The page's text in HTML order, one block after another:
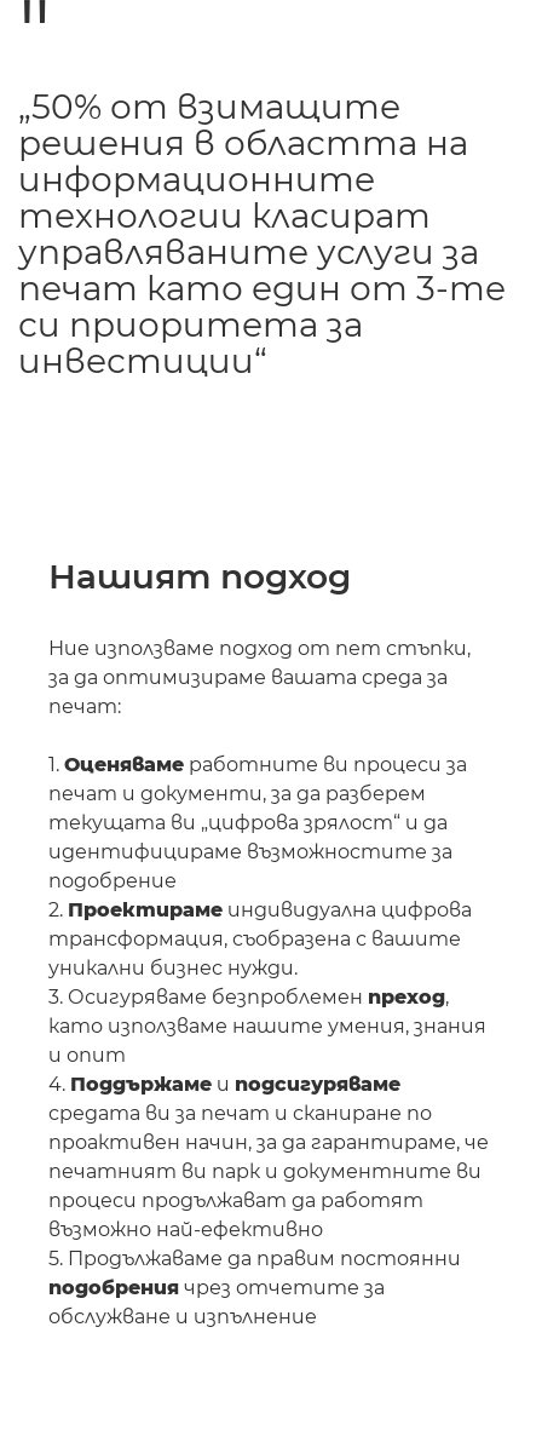
„50% от взимащите
решения в областта на
информационните
технологии класират
управляваните услуги за
печат като един от 3-те
си приоритета за
инвестиции“
Нашият подход
Ние използваме подход от пет стъпки,
за да оптимизираме вашата среда за
печат:
1. Оценяваме работните ви процеси за
печат и документи, за да разберем
текущата ви „цифрова зрялост“ и да
идентифицираме възможностите за
подобрение
2. Проектираме индивидуална цифрова
трансформация, съобразена с вашите
уникални бизнес нужди.
3. Осигуряваме безпроблемен преход,
като използваме нашите умения, знания
и опит
4. Поддържаме и подсигуряваме
средата ви за печат и сканиране по
проактивен начин, за да гарантираме, че
печатният ви парк и документните ви
процеси продължават да работят
възможно най-ефективно
5. Продължаваме да правим постоянни
подобрения чрез отчетите за
обслужване и изпълнение